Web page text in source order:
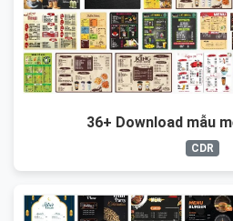
36+ Download mẫu
CDR